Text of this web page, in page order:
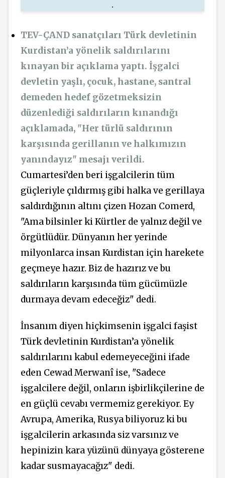
.
TEV-ÇAND sanatçıları Türk devletinin
Kurdistan’a yönelik saldırılarını
kınayan bir açıklama yaptı. İşgalci
devletin yaşlı, çocuk, hastane, santral
demeden hedef gözetmeksizin
düzenlediği saldırıların kınandığı
açıklamada, "Her türlü saldırının
karşısında gerillanın ve halkımızın
yanındayız" mesajı verildi.
Cumartesi’den beri işgalcilerin tüm
güçleriyle çıldırmış gibi halka ve gerillaya
saldırdığının altını çizen Hozan Comerd,
"Ama bilsinler ki Kürtler de yalnız değil ve
örgütlüdür. Dünyanın her yerinde
milyonlarca insan Kurdistan için harekete
geçmeye hazır. Biz de hazırız ve bu
saldırıların karşısında tüm gücümüzle
durmaya devam edeceğiz" dedi.
İnsanım diyen hiçkimsenin işgalci faşist
Türk devletinin Kurdistan’a yönelik
saldırılarını kabul edemeyeceğini ifade
eden Cewad Merwanî ise, "Sadece
işgalcilere değil, onların işbirlikçilerine de
en güçlü cevabı vermemiz gerekiyor. Ey
Avrupa, Amerika, Rusya biliyoruz ki bu
işgalcilerin arkasında siz varsınız ve
hepinizin kara yüzünü dünyaya gösterene
kadar susmayacağız" dedi.